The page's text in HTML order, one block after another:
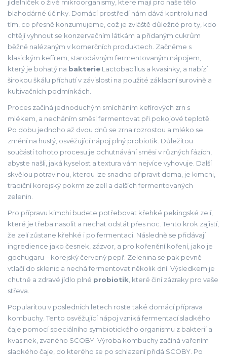
jídelníček o živé mikroorganismy, které mají pro naše tělo
blahodárné účinky. Domácí prostředí nám dává kontrolu nad
tím, co přesně konzumujeme, což je zvláště důležité pro ty, kdo
chtějí vyhnout se konzervačním látkám a přidaným cukrům
běžně nalézaným v komerčních produktech. Začněme s
klasickým kefírem, starodávným fermentovaným nápojem,
který je bohatý na bakterie Lactobacillus a kvasinky, a nabízí
širokou škálu příchutí v závislosti na použité základní surovině a
kultivačních podmínkách.
Proces začíná jednoduchým smícháním kefírových zrn s
mlékem, a necháním směsi fermentovat při pokojové teplotě.
Po dobu jednoho až dvou dnů se zrna rozrostou a mléko se
změní na hustý, osvěžující nápoj plný probiotik. Důležitou
součástí tohoto procesu je ochutnávání směsi v různých fázích,
abyste našli, jaká kyselost a textura vám nejvíce vyhovuje. Další
skvělou potravinou, kterou lze snadno připravit doma, je kimchi,
tradiční korejský pokrm ze zelí a dalších fermentovaných
zelenin.
Pro přípravu kimchi budete potřebovat křehké pekingské zelí,
které je třeba nasolit a nechat odstát přes noc. Tento krok zajistí,
že zelí zůstane křehké i po fermentaci. Následně se přidávají
ingredience jako česnek, zázvor, a pro kořenění koření, jako je
gochugaru – korejský červený pepř. Zelenina se pak pevně
vtlačí do sklenic a nechá fermentovat několik dní. Výsledkem je
chutné a zdravé jídlo plné probiotik, které činí zázraky pro vaše
střeva.
Popularitou v posledních letech roste také domácí příprava
kombuchy. Tento osvěžující nápoj vzniká fermentací sladkého
čaje pomocí speciálního symbiotického organismu z bakterií a
kvasinek, zvaného SCOBY. Výroba kombuchy začíná vařením
sladkého čaje, do kterého se po schlazení přidá SCOBY. Po